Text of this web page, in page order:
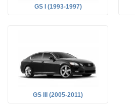
GS I (1993-1997)
GS III (2005-2011)